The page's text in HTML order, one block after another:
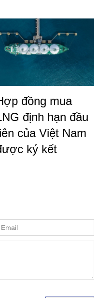
đồng mua
định hạn đầu
của Việt Nam
ký kết